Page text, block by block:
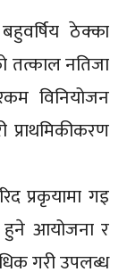
ठेक्का
तत्काल नतिजा
विनियोजन
प्रकृयामा गइ
हुने आयोजना र
गरी उपलब्ध